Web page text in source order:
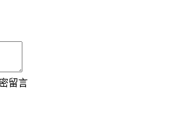
留言